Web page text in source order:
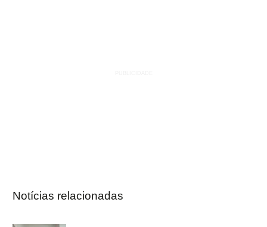
Notícias relacionadas